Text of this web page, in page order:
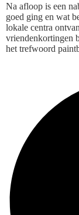
Na afloop is een
goed ging en wat
lokale centra
vriendenkortingen
het trefwoord